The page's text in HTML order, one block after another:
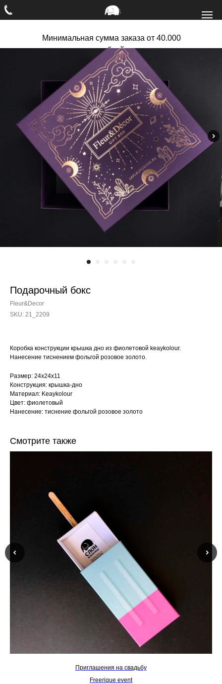
Минимальная сумма заказа от 40.000
рублей
Подарочный бокс
Fleur&Decor
SKU: 21_2209
Коробка конструкции крышка дно из фиолетовой keaykolour.
Нанесение тиснением фольгой розовое золото.
Размер: 24х24х11
Конструкция: крышка-дно
Материал: Keaykolour
Цвет: фиолетовый
Нанесение: тиснение фольгой розовое золото
Смотрите также
Приглашения на свадьбу
Freerique event